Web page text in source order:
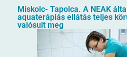
Miskolc- Tapolca. A NEAK
aquaterápiás ellátás teljes
valósult meg